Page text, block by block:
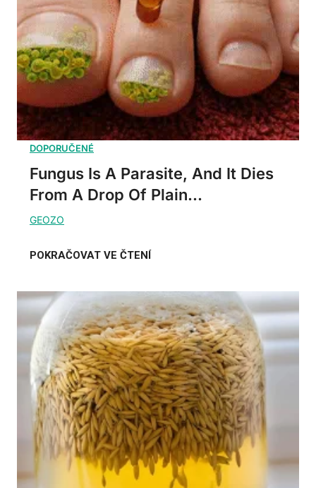
Fungus Is A Parasite, And It Dies
From A Drop Of Plain...